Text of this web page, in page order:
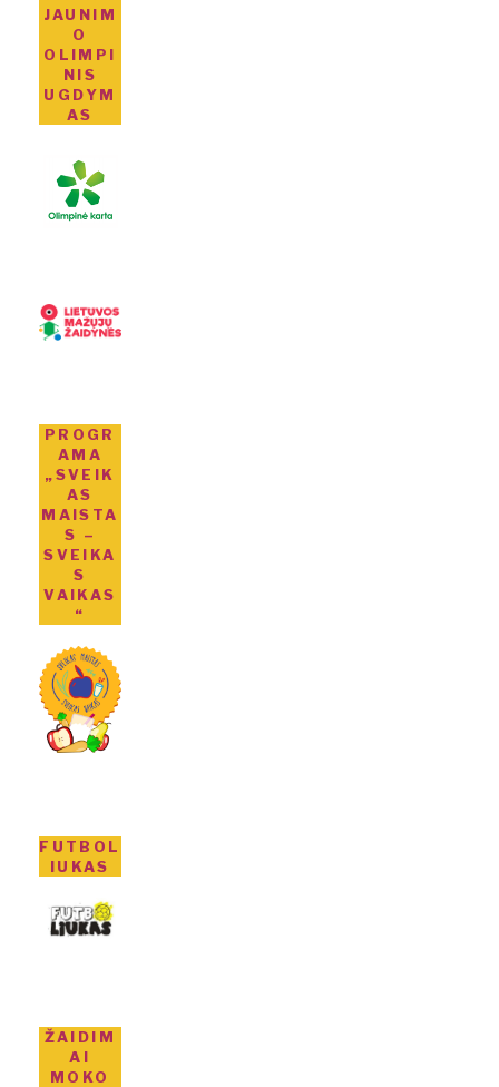
JAUNIM
O
OLIMPI
NIS
UGDYM
AS
PROGR
AMA
„SVEIK
AS
MAISTA
S –
SVEIKA
S
VAIKAS
“
FUTBOL
IUKAS
ŽAIDIM
AI
MOKO